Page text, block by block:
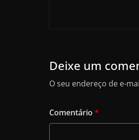
Deixe um
O seu endereço de e-
Comentário *